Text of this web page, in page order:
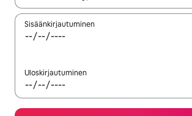
Sisäänkirjautuminen
Uloskirjautuminen